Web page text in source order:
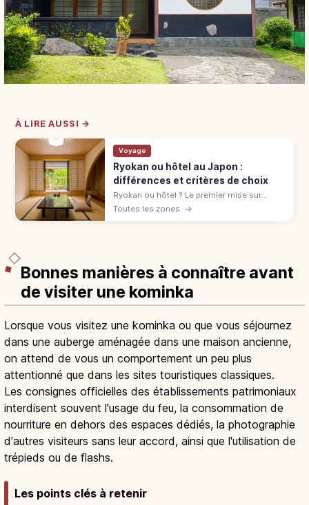
À LIRE AUSSI →
Voyage
Ryokan ou hôtel au Japon :
différences et critères de choix
Ryokan ou hôtel ? Le premier mise sur
l'omotenashi : tatami, onsen, yukata,
Toutes les zones →
Bonnes manières à connaître avant
de visiter une kominka
Lorsque vous visitez une kominka ou que vous séjournez
dans une auberge aménagée dans une maison ancienne,
on attend de vous un comportement un peu plus
attentionné que dans les sites touristiques classiques.
Les consignes officielles des établissements patrimoniaux
interdisent souvent l'usage du feu, la consommation de
nourriture en dehors des espaces dédiés, la photographie
d'autres visiteurs sans leur accord, ainsi que l'utilisation de
trépieds ou de flashs.
Les points clés à retenir